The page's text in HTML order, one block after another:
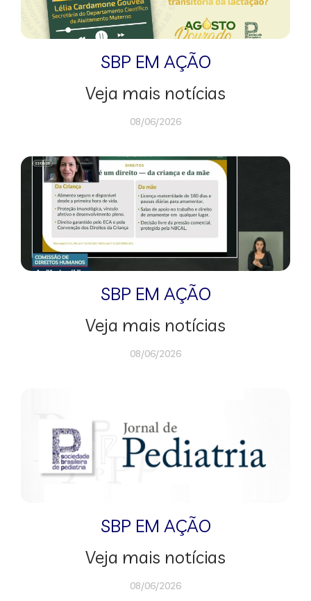
SBP EM AÇÃO
Veja mais notícias
08/06/2026
SBP EM AÇÃO
Veja mais notícias
08/06/2026
SBP EM AÇÃO
Veja mais notícias
08/06/2026